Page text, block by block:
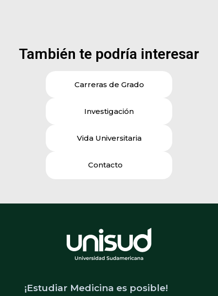
También te podría interesar
Carreras de Grado
Investigación
Vida Universitaria
Contacto
¡Estudiar Medicina es posible!